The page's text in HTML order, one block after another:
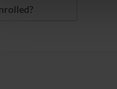
hanno raccolto dal